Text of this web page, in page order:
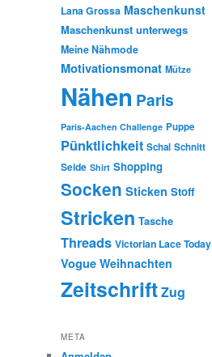
Lana Grossa Maschenkunst
Maschenkunst unterwegs
Meine Nähmode
Motivationsmonat Mütze
Nähen Paris
Paris-Aachen Challenge Puppe
Pünktlichkeit Schal Schnitt
Seide Shirt Shopping
Socken Sticken Stoff
Stricken Tasche
Threads Victorian Lace Today
Vogue Weihnachten
ZeitschriftZug
META